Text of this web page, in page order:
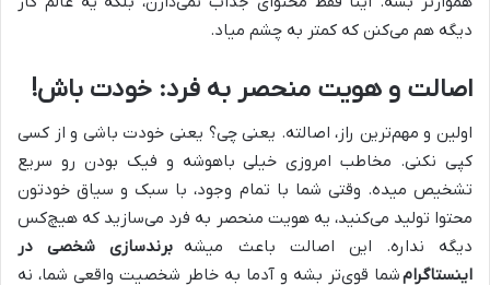
دیگه هم می‌کنن که کمتر به چشم میاد.
اصالت و هویت منحصر به فرد: خودت باش!
اولین و مهم‌ترین راز، اصالته. یعنی چی؟ یعنی خودت باشی و از کسی
کپی نکنی. مخاطب امروزی خیلی باهوشه و فیک بودن رو سریع
تشخیص میده. وقتی شما با تمام وجود، با سبک و سیاق خودتون
محتوا تولید می‌کنید، یه هویت منحصر به فرد می‌سازید که هیچ‌کس
دیگه نداره. این اصالت باعث میشه برندسازی شخصی در
اینستاگرامشما قوی‌تر بشه و آدما به خاطر شخصیت واقعی شما، نه